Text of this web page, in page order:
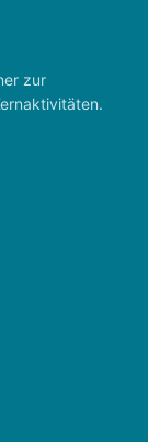
zur